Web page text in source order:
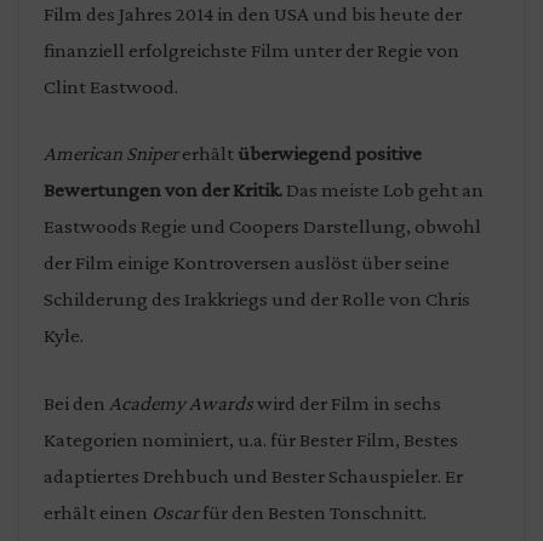
Film des Jahres 2014 in den USA und bis heute der
finanziell erfolgreichste Film unter der Regie von
Clint Eastwood.
American Snipererhält überwiegend positive
Bewertungen von der Kritik. Das meiste Lob geht an
Eastwoods Regie und Coopers Darstellung, obwohl
der Film einige Kontroversen auslöst über seine
Schilderung des Irakkriegs und der Rolle von Chris
Kyle.
Bei den Academy Awardswird der Film in sechs
Kategorien nominiert, u.a. für Bester Film, Bestes
adaptiertes Drehbuch und Bester Schauspieler. Er
erhält einen Oscarfür den Besten Tonschnitt.